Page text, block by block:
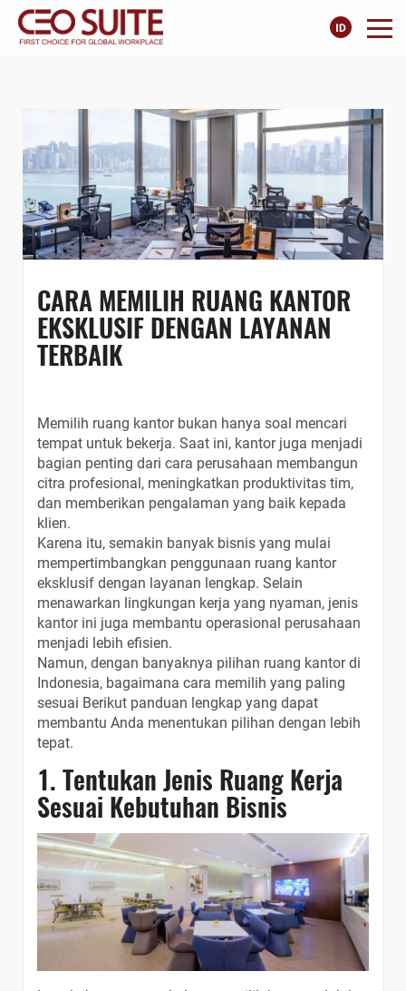
CARA MEMILIH RUANG KANTOR
EKSKLUSIF DENGAN LAYANAN
TERBAIK
Memilih ruang kantor bukan hanya soal mencari
tempat untuk bekerja. Saat ini, kantor juga menjadi
bagian penting dari cara perusahaan membangun
citra profesional, meningkatkan produktivitas tim,
dan memberikan pengalaman yang baik kepada
klien.
Karena itu, semakin banyak bisnis yang mulai
mempertimbangkan penggunaan ruang kantor
eksklusif dengan layanan lengkap. Selain
menawarkan lingkungan kerja yang nyaman, jenis
kantor ini juga membantu operasional perusahaan
menjadi lebih efisien.
Namun, dengan banyaknya pilihan ruang kantor di
Indonesia, bagaimana cara memilih yang paling
sesuai Berikut panduan lengkap yang dapat
membantu Anda menentukan pilihan dengan lebih
tepat.
1. Tentukan Jenis Ruang Kerja
Sesuai Kebutuhan Bisnis